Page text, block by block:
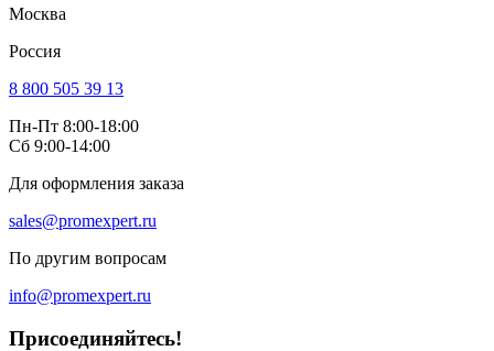
Москва
Россия
8 800 505 39 13
Пн-Пт 8:00-18:00
Сб 9:00-14:00
Для оформления заказа
sales@promexpert.ru
По другим вопросам
info@promexpert.ru
Присоединяйтесь!